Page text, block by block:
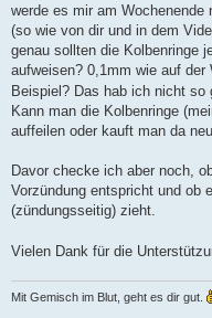
r
a
werde es mir am Wochenende
(so wie von dir und in dem
genau sollten die Kolbenringe
aufweisen? 0,1mm wie auf
Beispiel? Das hab ich nicht so
Kann man die Kolbenringe
auffeilen oder kauft man da
Davor checke ich aber noch,
Vorzündung entspricht und ob
(zündungsseitig) zieht.
Vielen Dank für die
Mit Gemisch im Blut, geht es dir gut.